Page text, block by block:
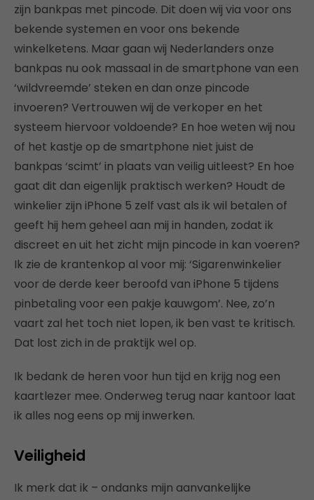
zijn bankpas met pincode. Dit doen wij via voor ons
bekende systemen en voor ons bekende
winkelketens. Maar gaan wij Nederlanders onze
bankpas nu ook massaal in de smartphone van een
‘wildvreemde’ steken en dan onze pincode
invoeren? Vertrouwen wij de verkoper en het
systeem hiervoor voldoende? En hoe weten wij nou
of het kastje op de smartphone niet juist de
bankpas ‘scimt’ in plaats van veilig uitleest? En hoe
gaat dit dan eigenlijk praktisch werken? Houdt de
winkelier zijn iPhone 5 zelf vast als ik wil betalen of
geeft hij hem geheel aan mij in handen, zodat ik
discreet en uit het zicht mijn pincode in kan voeren?
Ik zie de krantenkop al voor mij: ‘Sigarenwinkelier
voor de derde keer beroofd van iPhone 5 tijdens
pinbetaling voor een pakje kauwgom’. Nee, zo’n
vaart zal het toch niet lopen, ik ben vast te kritisch.
Dat lost zich in de praktijk wel op.
Ik bedank de heren voor hun tijd en krijg nog een
kaartlezer mee. Onderweg terug naar kantoor laat
ik alles nog eens op mij inwerken.
Veiligheid
Ik merk dat ik – ondanks mijn aanvankelijke